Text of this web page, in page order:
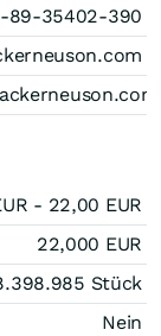
89-35402-390
- 22,00 EUR
22,000 EUR
Stück
Nein